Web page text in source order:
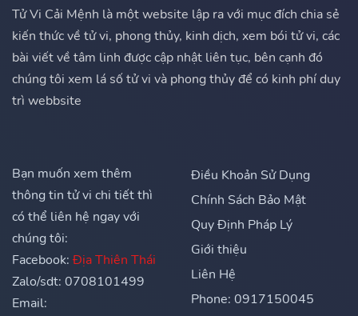
Tử Vi Cải Mệnh là một website lập ra với mục đích chia sẻ
kiến thức về tử vi, phong thủy, kinh dịch, xem bói tử vi, các
bài viết về tâm linh được cập nhật liên tục, bên cạnh đó
chúng tôi xem lá số tử vi và phong thủy để có kinh phí duy
trì webbsite
Bạn muốn xem thêm
thông tin tử vi chi tiết thì
có thể liên hệ ngay với
chúng tôi:
Facebook: Địa Thiên Thái
Zalo/sdt: 0708101499
Email:
Điều Khoản Sử Dụng
Chính Sách Bảo Mật
Quy Định Pháp Lý
Giới thiệu
Liên Hệ
Phone: 0917150045